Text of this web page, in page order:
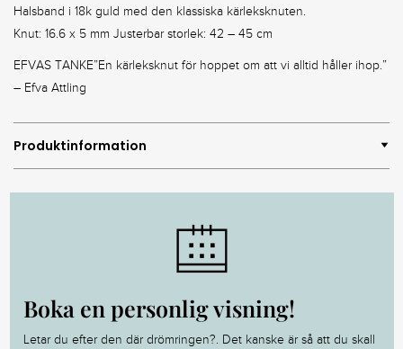
Halsband i 18k guld med den klassiska kärleksknuten.
Knut: 16.6 x 5 mm Justerbar storlek: 42 – 45 cm
EFVAS TANKE”En kärleksknut för hoppet om att vi alltid håller ihop.”
– Efva Attling
Produktinformation
Boka en personlig visning!
Letar du efter den där drömringen?. Det kanske är så att du skall